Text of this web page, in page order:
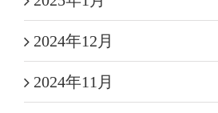
2024年12月
2024年11月